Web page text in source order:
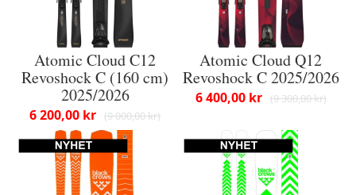
Atomic Cloud C12
Revoshock C (160 cm)
2025/2026
9 000,00 kr
6 200,00 kr
Atomic Cloud Q12
Revoshock C 2025/2026
9 300,00 kr
6 400,00 kr